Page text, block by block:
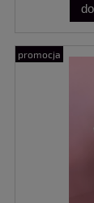
promocja